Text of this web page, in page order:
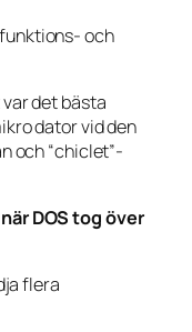
och
det bästa
dator vid den
och “chiclet”-
DOS tog över
flera